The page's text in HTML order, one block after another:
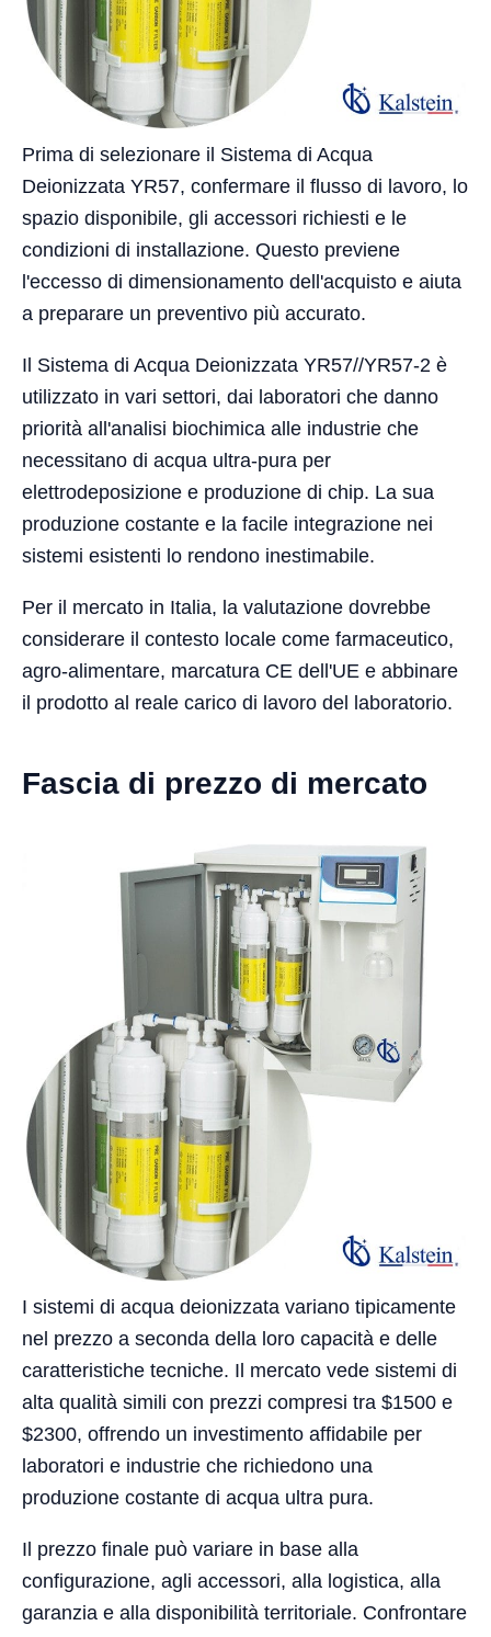
Prima di selezionare il Sistema di Acqua
Deionizzata YR57, confermare il flusso di lavoro, lo
spazio disponibile, gli accessori richiesti e le
condizioni di installazione. Questo previene
l'eccesso di dimensionamento dell'acquisto e aiuta
a preparare un preventivo più accurato.
Il Sistema di Acqua Deionizzata YR57//YR57-2 è
utilizzato in vari settori, dai laboratori che danno
priorità all'analisi biochimica alle industrie che
necessitano di acqua ultra-pura per
elettrodeposizione e produzione di chip. La sua
produzione costante e la facile integrazione nei
sistemi esistenti lo rendono inestimabile.
Per il mercato in Italia, la valutazione dovrebbe
considerare il contesto locale come farmaceutico,
agro-alimentare, marcatura CE dell'UE e abbinare
il prodotto al reale carico di lavoro del laboratorio.
Fascia di prezzo di mercato
I sistemi di acqua deionizzata variano tipicamente
nel prezzo a seconda della loro capacità e delle
caratteristiche tecniche. Il mercato vede sistemi di
alta qualità simili con prezzi compresi tra $1500 e
$2300, offrendo un investimento affidabile per
laboratori e industrie che richiedono una
produzione costante di acqua ultra pura.
Il prezzo finale può variare in base alla
configurazione, agli accessori, alla logistica, alla
garanzia e alla disponibilità territoriale. Confrontare